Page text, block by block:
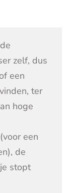
zelf, dus
een
ter
hoge
een
de
stopt